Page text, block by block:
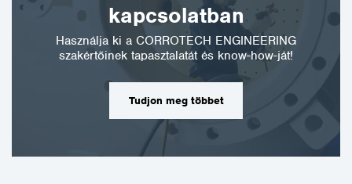
kapcsolatban
Használja ki a CORROTECH ENGINEERING
szakértőinek tapasztalatát és know-how-ját!
Tudjon meg többet